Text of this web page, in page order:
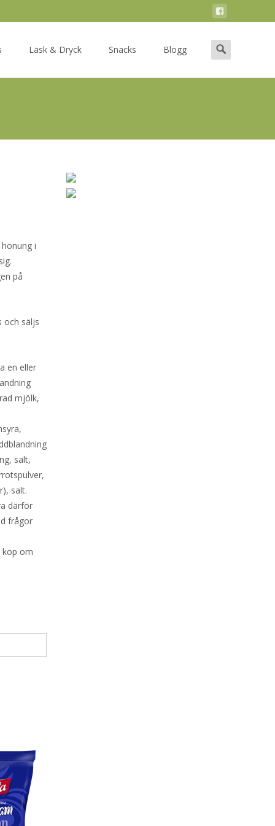
Läsk & Dryck Snacks Blogg
Search
for:
i
på
och säljs
en eller
mjölk,
salt,
salt.
därför
frågor
köp om